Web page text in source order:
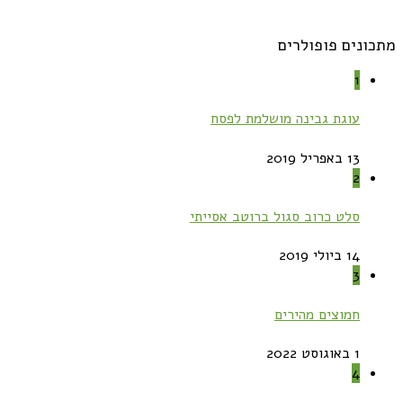
מתכונים פופולרים
1
עוגת גבינה מושלמת לפסח
13 באפריל 2019
2
סלט כרוב סגול ברוטב אסייתי
14 ביולי 2019
3
חמוצים מהירים
1 באוגוסט 2022
4